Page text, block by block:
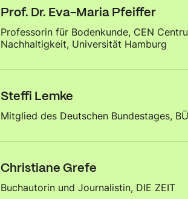
Prof. Dr. Eva-Maria Pfeiffer
Professorin für Bodenkunde, CEN
Nachhaltigkeit, Universität Hamburg
Steffi Lemke
Mitglied des Deutschen Bundestages,
Christiane Grefe
Buchautorin und Journalistin, DIE ZEIT